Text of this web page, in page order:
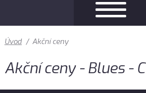
Úvod / Akční ceny
Akční ceny - Blues - C